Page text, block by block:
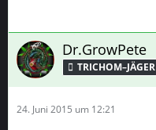
Dr.GrowPete
TRICHOM–JÄGER
24. Juni 2015 um 12:21